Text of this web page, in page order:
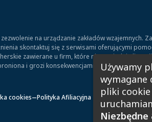
na urządzanie zakładów wzajemnych.
skontaktuj się z serwisami oferującymi
zawierane u firm, które nie posiadają licencji
i grozi konsekwencjami prawnymi.
cookies Polityka Afiliacyjna
Używamy
wymagane
pliki